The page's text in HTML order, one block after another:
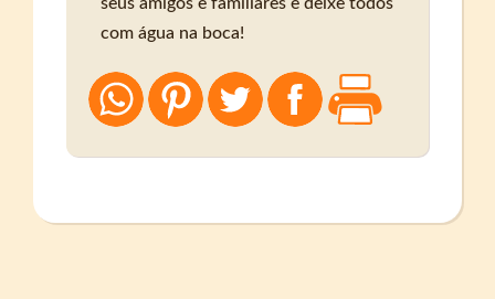
seus amigos e familiares e deixe todos
com água na boca!